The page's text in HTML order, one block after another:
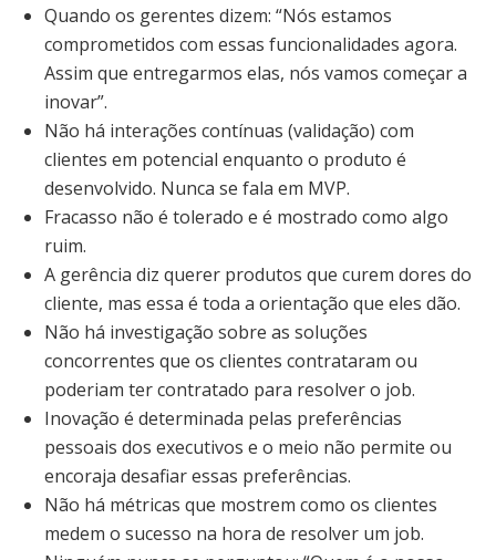
Quando os gerentes dizem: “Nós estamos
comprometidos com essas funcionalidades agora.
Assim que entregarmos elas, nós vamos começar a
inovar”.
Não há interações contínuas (validação) com
clientes em potencial enquanto o produto é
desenvolvido. Nunca se fala em MVP.
Fracasso não é tolerado e é mostrado como algo
ruim.
A gerência diz querer produtos que curem dores do
cliente, mas essa é toda a orientação que eles dão.
Não há investigação sobre as soluções
concorrentes que os clientes contrataram ou
poderiam ter contratado para resolver o job.
Inovação é determinada pelas preferências
pessoais dos executivos e o meio não permite ou
encoraja desafiar essas preferências.
Não há métricas que mostrem como os clientes
medem o sucesso na hora de resolver um job.